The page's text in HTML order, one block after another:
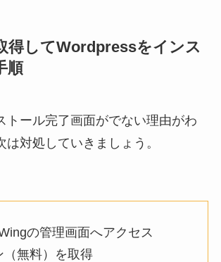
得してWordpressをインス
順
トール完了画面がでない理由がわ
は対処していきましょう。
の管理画面へアクセス
（無料）を取得